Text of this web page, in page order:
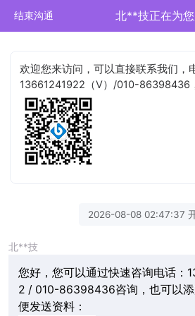
结束沟通 北**技正在为
欢迎您来访问，可以直接联系我们，
13661241922（V）/010-86398436
2026-08-08 02:47:37
北**技
您好，您可以通过快速咨询电话：
2 / 010-86398436咨询，也可以
便发送资料：